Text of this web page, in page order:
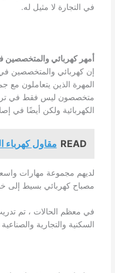
في التجارة لا مثيل له.
أمهر كهربائي والمتخصصين
إن كهربائي والمتخصصين في
المهرة الذين يتعاملون مع
متخصصون ليس فقط في
الكهربائية ولكن أيضًا في
READ مقاول كهرباء
لديهم مجموعة مهارات
مصباح كهربائي بسيط إلى
في معظم الحالات ، تم
السكنية والتجارية